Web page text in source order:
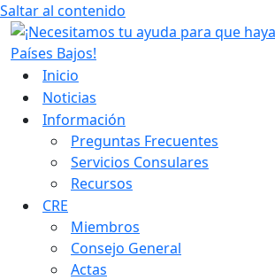
Saltar al contenido
Inicio
Noticias
Información
Preguntas Frecuentes
Servicios Consulares
Recursos
CRE
Miembros
Consejo General
Actas